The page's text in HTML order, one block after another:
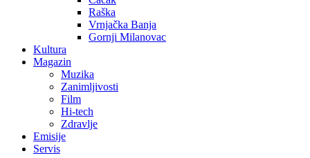
Raška
Vrnjačka Banja
Gornji Milanovac
Kultura
Magazin
Muzika
Zanimljivosti
Film
Hi-tech
Zdravlje
Emisije
Servis